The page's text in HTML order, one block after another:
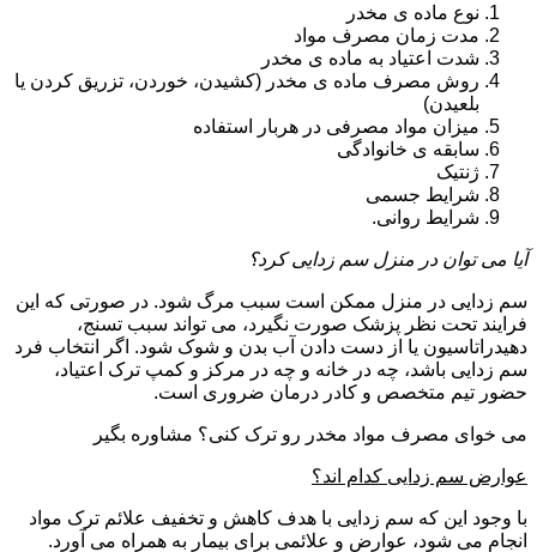
نوع ماده ی مخدر
مدت زمان مصرف مواد
شدت اعتیاد به ماده ی مخدر
روش مصرف ماده ی مخدر (کشیدن، خوردن، تزریق کردن یا
بلعیدن)
میزان مواد مصرفی در هربار استفاده
سابقه ی خانوادگی
ژنتیک
شرایط جسمی
شرایط روانی.
آیا می توان در منزل سم زدایی کرد؟
سم زدایی در منزل ممکن است سبب مرگ شود. در صورتی که این
فرایند تحت نظر پزشک صورت نگیرد، می تواند سبب تسنج،
دهیدراتاسیون یا از دست دادن آب بدن و شوک شود. اگر انتخاب فرد
سم زدایی باشد، چه در خانه و چه در مرکز و کمپ ترک اعتیاد،
حضور تیم متخصص و کادر درمان ضروری است.
می خوای مصرف مواد مخدر رو ترک کنی؟ مشاوره بگیر
عوارض سم زدایی کدام اند؟
با وجود این که سم زدایی با هدف کاهش و تخفیف علائم ترک مواد
انجام می شود، عوارض و علائمی برای بیمار به همراه می آورد.